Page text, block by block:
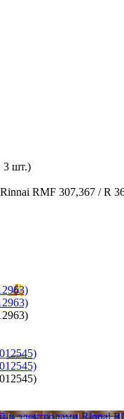
3 шт.)
RMF 307,367 / R
и электродами Rinnai